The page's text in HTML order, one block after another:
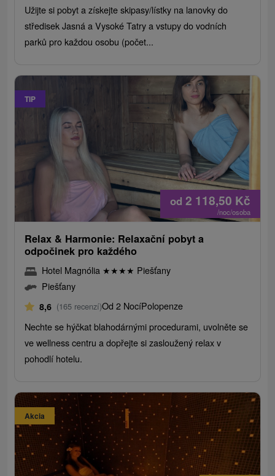
Užijte si pobyt a získejte skipasy/lístky na lanovky do
středisek Jasná a Vysoké Tatry a vstupy do vodních
parků pro každou osobu (počet...
TIP
od 2 118,50 Kč
/noc/osoba
Relax & Harmonie: Relaxační pobyt a
odpočinek pro každého
Hotel Magnólia ★★★★ Piešťany
Piešťany
8,6 (165 recenzí)Od 2 NocíPolopenze
Nechte se hýčkat blahodárnými procedurami, uvolněte se
ve wellness centru a dopřejte si zasloužený relax v
pohodlí hotelu.
Akcia